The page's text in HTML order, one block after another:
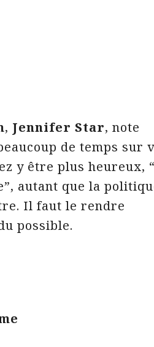
, Jennifer Star, note
de temps sur
y être plus heureux,
autant que la
Il faut le rendre
possible.